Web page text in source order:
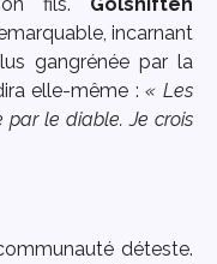
incarnant
gangrénée par la
elle-même :« Les
par le diable. Je crois
déteste.